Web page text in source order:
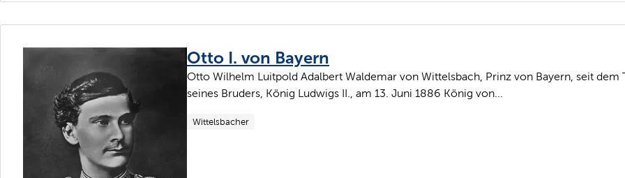
Otto I. von Bayern
Otto Wilhelm Luitpold Adalbert Waldemar von Wittelsbach, Prinz von Bayern, seit dem
seines Bruders, König Ludwigs II., am 13. Juni 1886 König von...
Wittelsbacher